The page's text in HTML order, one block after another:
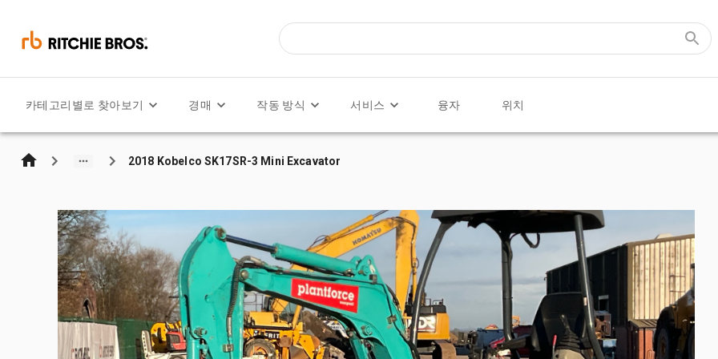
카테고리별로 찾아보기 경매 작동 방식 서비스 융자 위치
2018 Kobelco SK17SR-3 Mini Excavator